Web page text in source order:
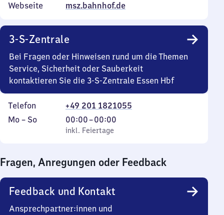
Webseite
msz.bahnhof.de
3-S-Zentrale
Bei Fragen oder Hinweisen rund um die Themen
Service, Sicherheit oder Sauberkeit
kontaktieren Sie die 3-S-Zentrale Essen Hbf
Telefon
+49 201 1821055
Montag
Mo – So,
inkl. Feiertage
00:00–00:00
Von
0
0
Uhr
inkl. Feiertage
Fragen, Anregungen oder Feedback
Feedback und Kontakt
Ansprechpartner:innen und